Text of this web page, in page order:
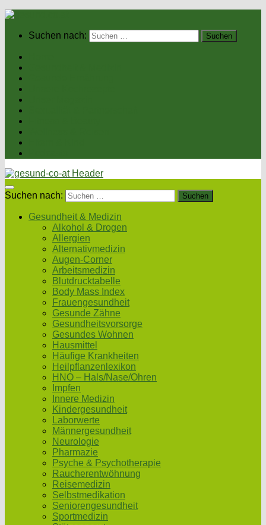
Suchen nach:
Suchen nach:
Gesundheit & Medizin
Alkohol & Drogen
Allergien
Alternativmedizin
Augen-Corner
Arbeitsmedizin
Blutdrucktabelle
Body Mass Index
Frauengesundheit
Gesunde Zähne
Gesundheitsvorsorge
Gesundes Wohnen
Hausmittel
Häufige Krankheiten
Heilpflanzenlexikon
HNO – Hals/Nase/Ohren
Impfen
Innere Medizin
Kindergesundheit
Laborwerte
Männergesundheit
Neurologie
Pharmazie
Psyche & Psychotherapie
Raucherentwöhnung
Reisemedizin
Selbstmedikation
Seniorengesundheit
Sportmedizin